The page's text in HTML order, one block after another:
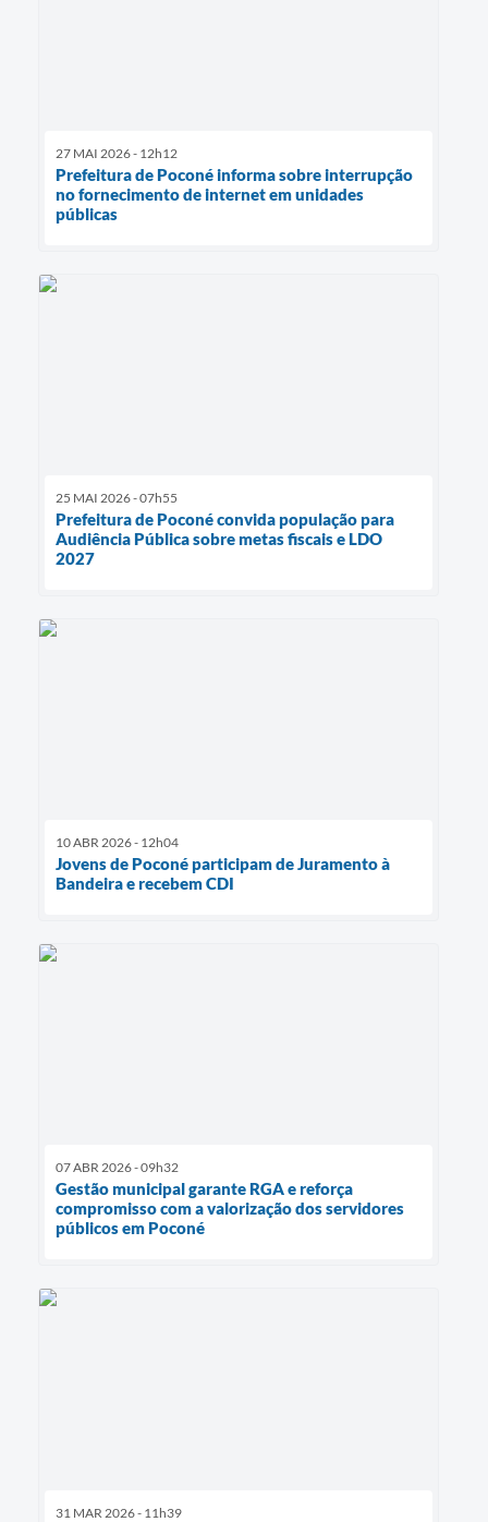
27 MAI 2026 - 12h12
Prefeitura de Poconé informa sobre interrupção
no fornecimento de internet em unidades
públicas
25 MAI 2026 - 07h55
Prefeitura de Poconé convida população para
Audiência Pública sobre metas fiscais e LDO
2027
10 ABR 2026 - 12h04
Jovens de Poconé participam de Juramento à
Bandeira e recebem CDI
07 ABR 2026 - 09h32
Gestão municipal garante RGA e reforça
compromisso com a valorização dos servidores
públicos em Poconé
31 MAR 2026 - 11h39